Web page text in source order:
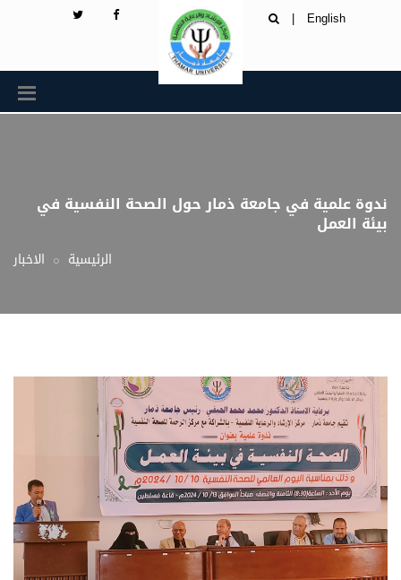
English
|
ندوة علمية في جامعة ذمار حول الصحة النفسية في
بيئة العمل
الرئيسية الاخبار